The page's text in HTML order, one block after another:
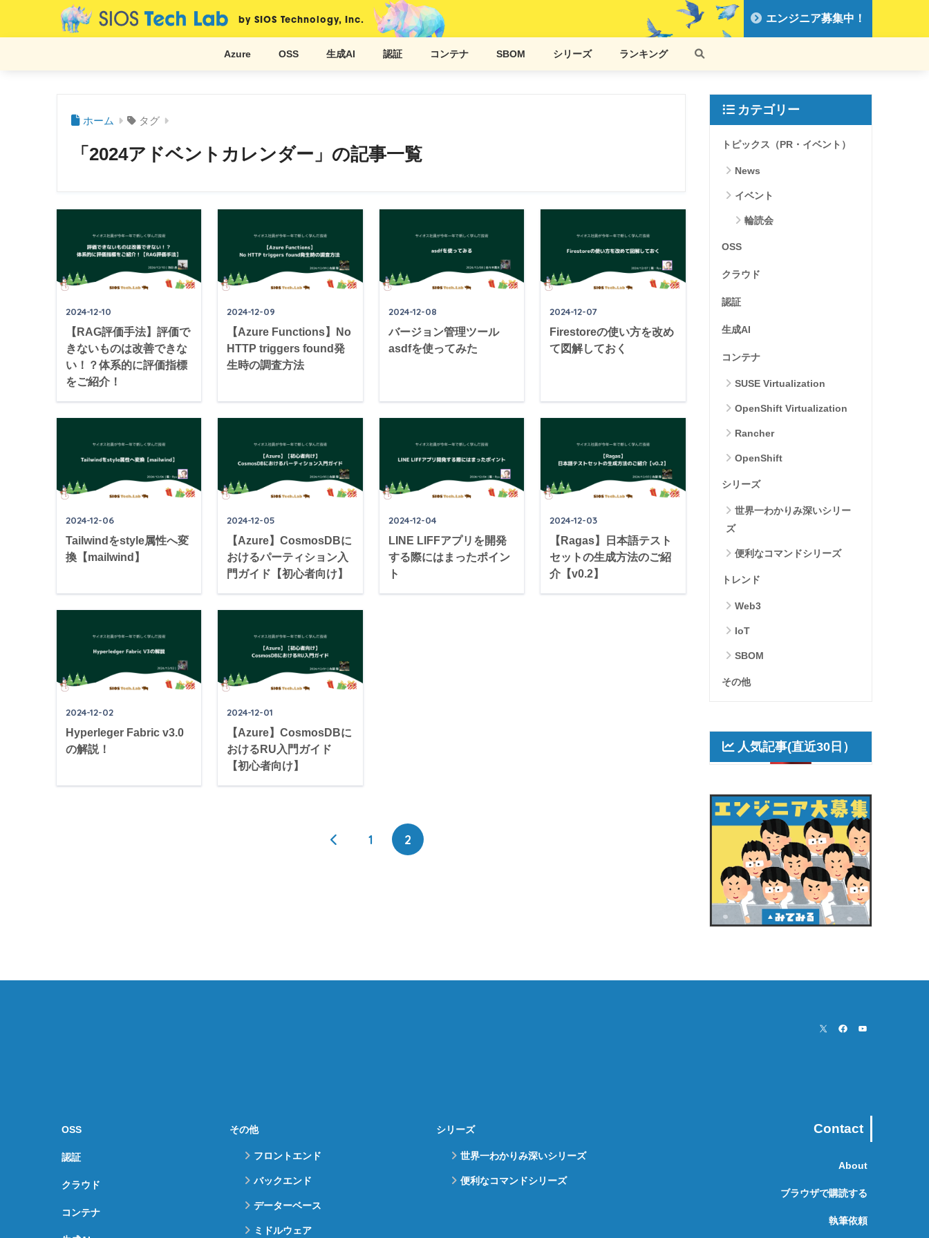
by SIOS Technology, Inc. エンジニア募集中！
Azure OSS 生成AI 認証 コンテナ SBOM シリーズ ランキング
ホーム タグ
「2024アドベントカレンダー」の記事一覧
2024-12-10
【RAG評価手法】評価で
きないものは改善できな
い！？体系的に評価指標
をご紹介！
2024-12-09
【Azure Functions】No
HTTP triggers found発
生時の調査方法
2024-12-08
バージョン管理ツール
asdfを使ってみた
2024-12-07
Firestoreの使い方を改め
て図解しておく
2024-12-06
Tailwindをstyle属性へ変
換【mailwind】
2024-12-05
【Azure】CosmosDBに
おけるパーティション入
門ガイド【初心者向け】
2024-12-04
LINE LIFFアプリを開発
する際にはまったポイン
ト
2024-12-03
【Ragas】日本語テスト
セットの生成方法のご紹
介【v0.2】
2024-12-02
Hyperleger Fabric v3.0
の解説！
2024-12-01
【Azure】CosmosDBに
おけるRU入門ガイド
【初心者向け】
1 2
カテゴリー
トピックス（PR・イベント）
News
イベント
輪読会
OSS
クラウド
認証
生成AI
コンテナ
SUSE Virtualization
OpenShift Virtualization
Rancher
OpenShift
シリーズ
世界一わかりみ深いシリー
ズ
便利なコマンドシリーズ
トレンド
Web3
IoT
SBOM
その他
人気記事(直近30日）
OSS
認証
クラウド
コンテナ
その他
フロントエンド
バックエンド
データーベース
ミドルウェア
シリーズ
世界一わかりみ深いシリーズ
便利なコマンドシリーズ
Contact
About
ブラウザで購読する
執筆依頼